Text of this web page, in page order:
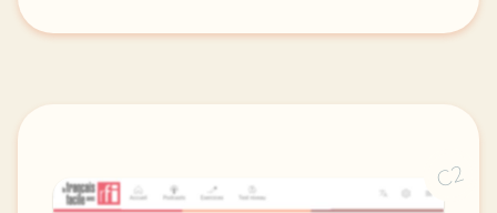
exercice c1 c2 des epreuves d art et de
C2